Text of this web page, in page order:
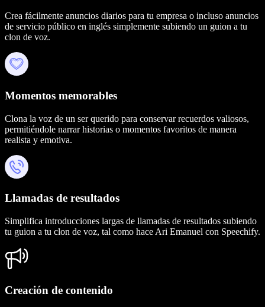
Crea fácilmente anuncios diarios para tu empresa o incluso anuncios
de servicio público en inglés simplemente subiendo un guion a tu
clon de voz.
Momentos memorables
Clona la voz de un ser querido para conservar recuerdos valiosos,
permitiéndole narrar historias o momentos favoritos de manera
realista y emotiva.
Llamadas de resultados
Simplifica introducciones largas de llamadas de resultados subiendo
tu guion a tu clon de voz, tal como hace Ari Emanuel con Speechify.
Creación de contenido